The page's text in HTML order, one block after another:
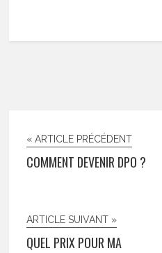
« ARTICLE PRÉCÉDENT
COMMENT DEVENIR DPO ?
ARTICLE SUIVANT »
QUEL PRIX POUR MA